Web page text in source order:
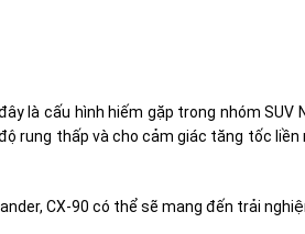
là cấu hình hiếm gặp trong nhóm
rung thấp và cho cảm giác tăng tốc
CX-90 có thể sẽ mang đến trải